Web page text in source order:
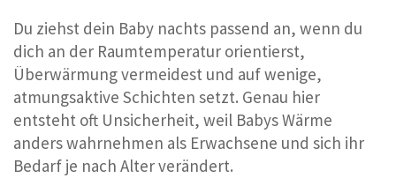
Du ziehst dein Baby nachts passend an, wenn du
dich an der Raumtemperatur orientierst,
Überwärmung vermeidest und auf wenige,
atmungsaktive Schichten setzt. Genau hier
entsteht oft Unsicherheit, weil Babys Wärme
anders wahrnehmen als Erwachsene und sich ihr
Bedarf je nach Alter verändert.